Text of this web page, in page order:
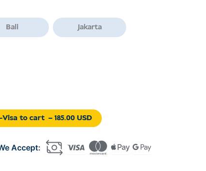
Bali
Jakarta
Visa to cart – 185.00 USD